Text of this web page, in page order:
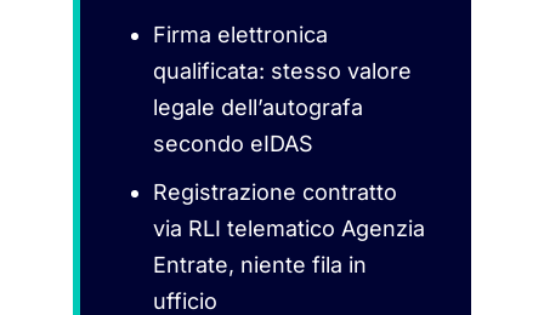
Firma elettronica
qualificata: stesso valore
legale dell’autografa
secondo eIDAS
Registrazione contratto
via RLI telematico Agenzia
Entrate, niente fila in
ufficio